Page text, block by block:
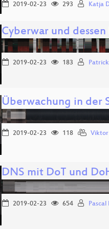
2019-02-23 293 Katja
Cyberwar und
2019-02-23 183
Überwachung in der
2019-02-23 118 Viktor
DNS mit DoT und
2019-02-23 654 Pascal